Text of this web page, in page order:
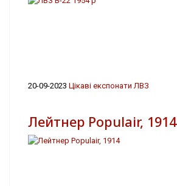
20-09-2023 Цікаві експонати ЛВЗ
Лейтнер Populair, 1914